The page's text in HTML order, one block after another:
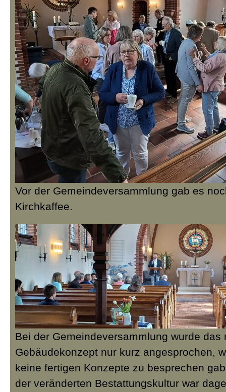
Vor der Gemeindeversammlung gab es
Kirchkaffee.
Bei der Gemeindeversammlung wurde das
Gebäudekonzept nur kurz angesprochen,
keine fertigen Konzepte zu besprechen
der veränderten Bestattungskultur war